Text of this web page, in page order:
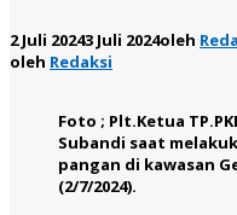
2 Juli 20243 Juli 2024oleh
oleh Redaksi
Foto ; Plt.Ketua
Subandi saat
pangan di kawasan
(2/7/2024).